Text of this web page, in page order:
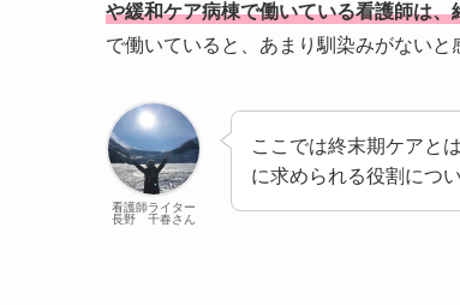
や緩和ケア病棟で働いている看護師は
で働いていると、あまり馴染みがないと
看護師ライター
長野 千春さん
ここでは終末期ケアと
に求められる役割につ